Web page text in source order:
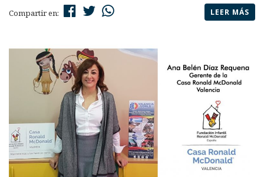
Compartir en: LEER MÁS